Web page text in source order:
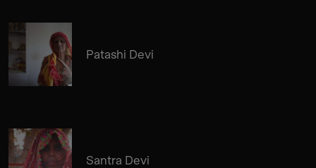
Patashi Devi
Santra Devi